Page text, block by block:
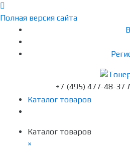
Полная версия сайта
+7 (495) 477-48-37
Каталог товаров
Каталог товаров
×